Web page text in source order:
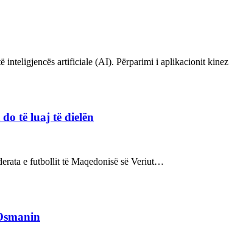
inteligjencës artificiale (AI). Përparimi i aplikacionit
të luaj të dielën
e futbollit të Maqedonisë së Veriut…